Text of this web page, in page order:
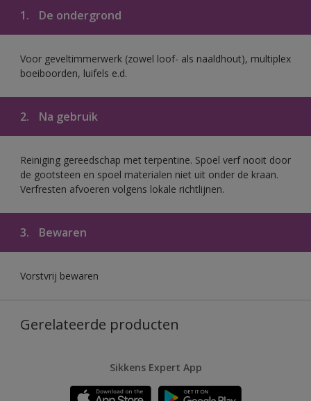
1. De ondergrond
Voor geveltimmerwerk (zowel loof- als naaldhout), multiplex
boeiboorden, luifels e.d.
2. Na gebruik
Reiniging gereedschap met terpentine. Spoel verf nooit door
de gootsteen en spoel materialen niet uit onder de kraan.
Verfresten afvoeren volgens lokale richtlijnen.
3. Bewaren
Vorstvrij bewaren
Gerelateerde producten
Sikkens Expert App